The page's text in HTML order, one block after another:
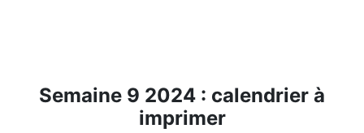
Semaine 9 2024 : calendrier à
imprimer